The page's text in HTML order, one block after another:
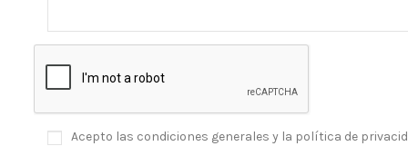
Acepto las condiciones generales y la política de